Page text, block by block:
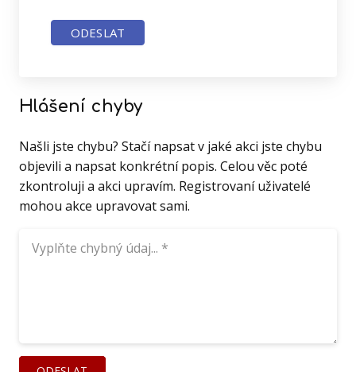
ODESLAT
Hlášení chyby
Našli jste chybu? Stačí napsat v jaké akci jste chybu
objevili a napsat konkrétní popis. Celou věc poté
zkontroluji a akci upravím. Registrovaní uživatelé
mohou akce upravovat sami.